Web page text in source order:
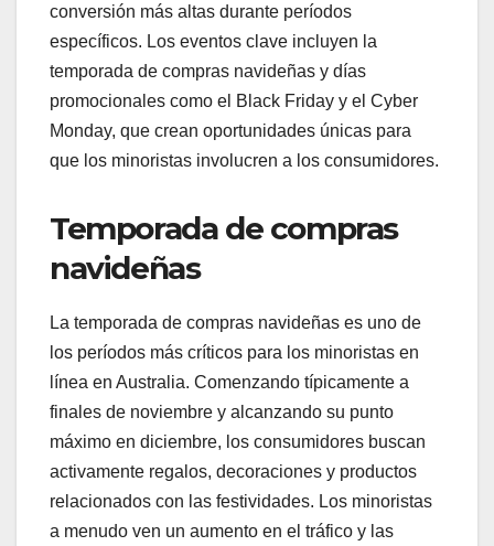
conversión más altas durante períodos
específicos. Los eventos clave incluyen la
temporada de compras navideñas y días
promocionales como el Black Friday y el Cyber
Monday, que crean oportunidades únicas para
que los minoristas involucren a los consumidores.
Temporada de compras
navideñas
La temporada de compras navideñas es uno de
los períodos más críticos para los minoristas en
línea en Australia. Comenzando típicamente a
finales de noviembre y alcanzando su punto
máximo en diciembre, los consumidores buscan
activamente regalos, decoraciones y productos
relacionados con las festividades. Los minoristas
a menudo ven un aumento en el tráfico y las